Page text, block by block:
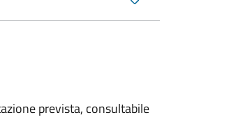
prevista, consultabile